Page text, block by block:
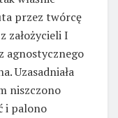
przez twórcę
założycieli I
agnostycznego
Uzasadniała
niszczono
i palono